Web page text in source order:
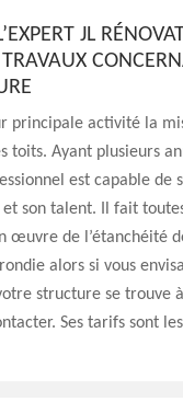
JL
principale activité la
toits. Ayant plusieurs
est capable de
son talent. Il fait
œuvre de l’étanchéité
alors si vous
structure se trouve
Ses tarifs sont